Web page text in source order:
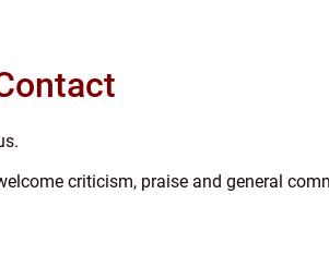
criticism, praise and general